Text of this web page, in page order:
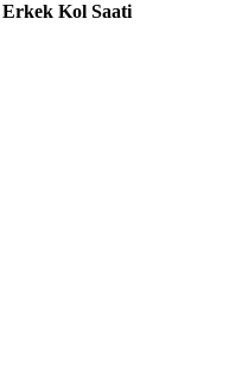
Kol Saati